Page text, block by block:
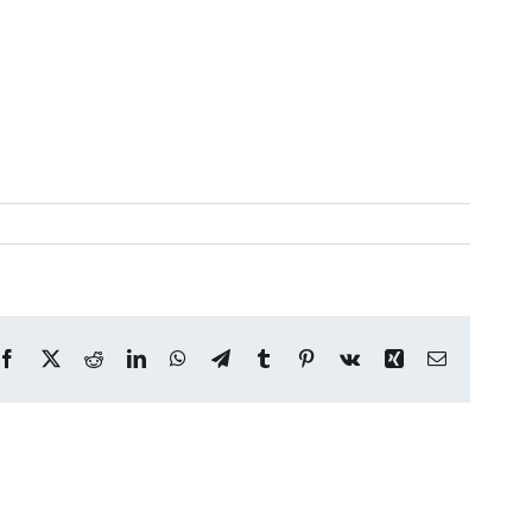
Facebook
X RedditLinkedInWhatsApp
TelegramTumblr Pinterest
Vk Xing Correo